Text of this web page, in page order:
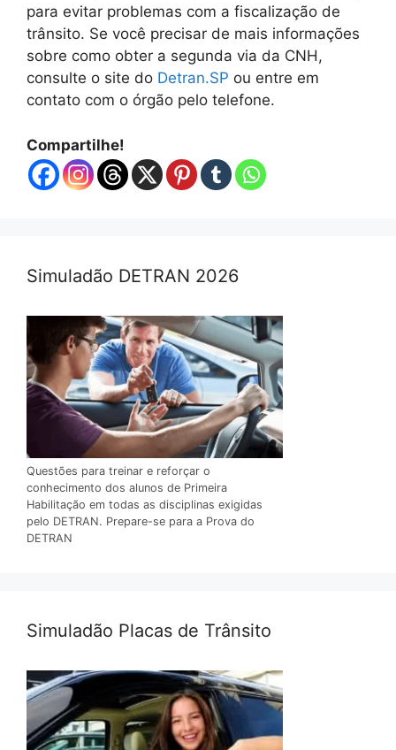
para evitar problemas com a fiscalização de
trânsito. Se você precisar de mais informações
sobre como obter a segunda via da CNH,
consulte o site do Detran.SP ou entre em
contato com o órgão pelo telefone.
Compartilhe!
Simuladão DETRAN 2026
Questões para treinar e reforçar o
conhecimento dos alunos de Primeira
Habilitação em todas as disciplinas exigidas
pelo DETRAN. Prepare-se para a Prova do
DETRAN
Simuladão Placas de Trânsito